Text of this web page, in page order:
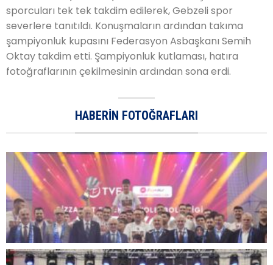
sporcuları tek tek takdim edilerek, Gebzeli spor
severlere tanıtıldı. Konuşmaların ardından takıma
şampiyonluk kupasını Federasyon Asbaşkanı Semih
Oktay takdim etti. Şampiyonluk kutlaması, hatıra
fotoğraflarının çekilmesinin ardından sona erdi.
HABERIN FOTOĞRAFLARI